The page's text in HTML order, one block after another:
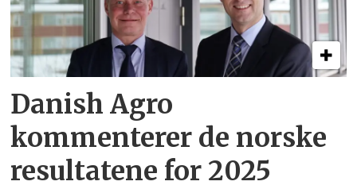
Danish Agro
kommenterer de norske
resultatene for 2025